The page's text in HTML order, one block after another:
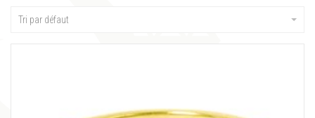
Tri par défaut